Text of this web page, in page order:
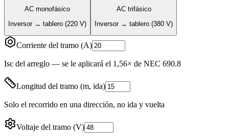
AC monofásico
Inversor → tablero (220 V)
AC trifásico
Inversor → tablero (380 V)
Corriente del tramo (A)
Isc del arreglo — se le aplicará el 1,56× de NEC 690.8
Longitud del tramo (m, ida)
Solo el recorrido en una dirección, no ida y vuelta
Voltaje del tramo (V)